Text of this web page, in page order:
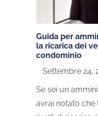
Guida per
la ricarica dei
condominio
Settembre 24,
Se sei un
avrai notato che